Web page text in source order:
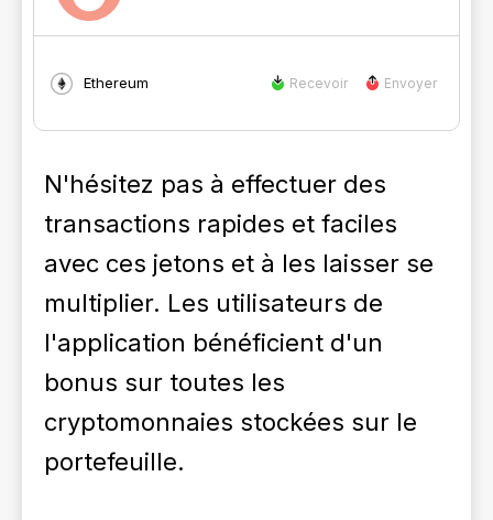
Ethereum Recevoir Envoyer
N'hésitez pas à effectuer des
transactions rapides et faciles
avec ces jetons et à les laisser se
multiplier. Les utilisateurs de
l'application bénéficient d'un
bonus sur toutes les
cryptomonnaies stockées sur le
portefeuille.